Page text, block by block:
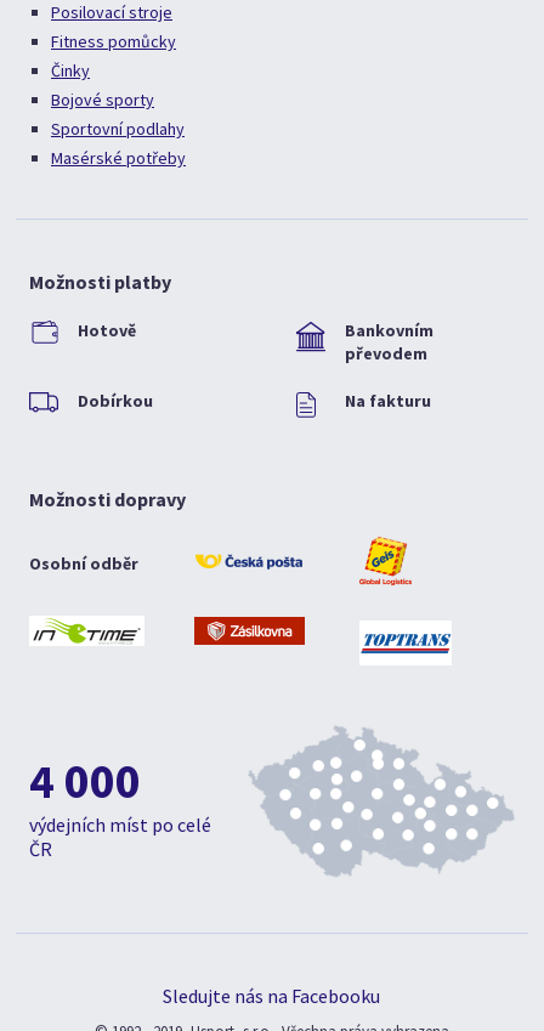
Posilovací stroje
Fitness pomůcky
Činky
Bojové sporty
Sportovní podlahy
Masérské potřeby
Možnosti platby
Hotově
Bankovním
převodem
Dobírkou Na fakturu
Možnosti dopravy
Osobní odběr
4 000
výdejních míst po celé
ČR
Sledujte nás na Facebooku